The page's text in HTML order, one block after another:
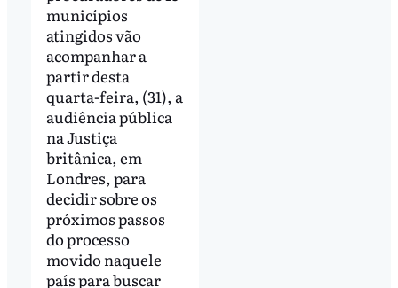
municípios
atingidos vão
acompanhar a
partir desta
quarta-feira, (31), a
audiência pública
na Justiça
britânica, em
Londres, para
decidir sobre os
próximos passos
do processo
movido naquele
país para buscar